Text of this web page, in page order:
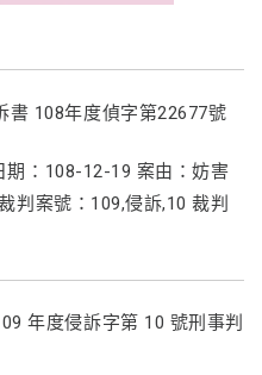
書 108年度偵字第22677號
期：108-12-19 案由：妨害
判案號：109,侵訴,10 裁判
年度侵訴字第 10 號刑事判